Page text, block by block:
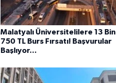
Malatyalı Üniversitelilere 13 Bin
750 TL Burs Fırsatı! Başvurular
Başlıyor...